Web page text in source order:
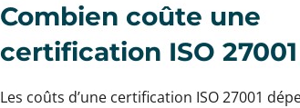
Combien coûte une
certification ISO 27001
Les coûts d’une certification ISO 27001